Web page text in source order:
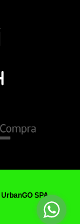
UrbanGO SPA.